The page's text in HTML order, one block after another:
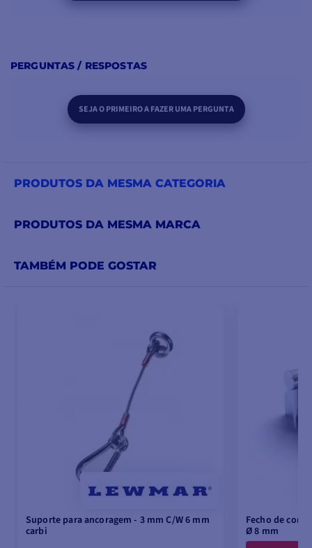
PERGUNTAS / RESPOSTAS
SEJA O PRIMEIRO A FAZER UMA PERGUNTA
PRODUTOS DA MESMA CATEGORIA
PRODUTOS DA MESMA MARCA
TAMBÉM PODE GOSTAR
Suporte para ancoragem - 3 mm C/W 6 mm
carbi
Fecho de
Ø 8 mm